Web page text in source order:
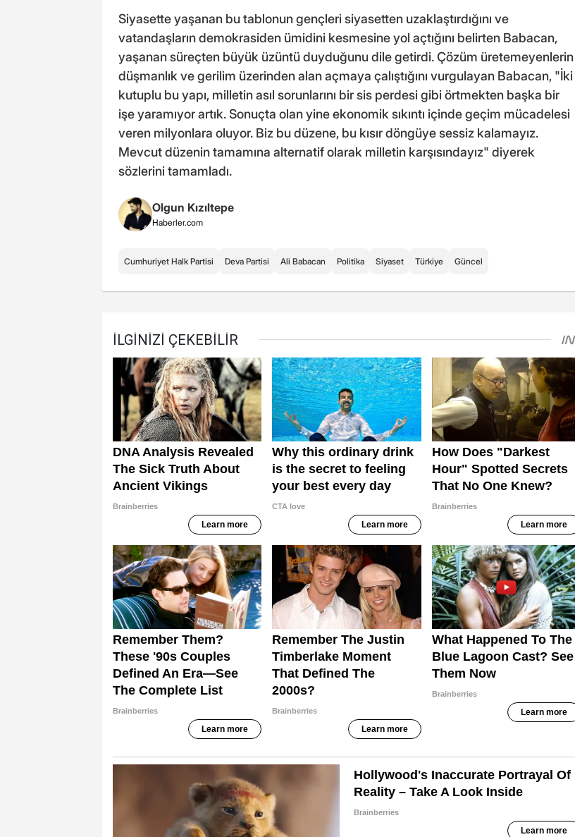
Siyasette yaşanan bu tablonun gençleri siyasetten uzaklaştırdığını ve
vatandaşların demokrasiden ümidini kesmesine yol açtığını belirten Babacan,
yaşanan süreçten büyük üzüntü duyduğunu dile getirdi. Çözüm üretemeyenlerin
düşmanlık ve gerilim üzerinden alan açmaya çalıştığını vurgulayan Babacan, "İki
kutuplu bu yapı, milletin asıl sorunlarını bir sis perdesi gibi örtmekten başka bir
işe yaramıyor artık. Sonuçta olan yine ekonomik sıkıntı içinde geçim mücadelesi
veren milyonlara oluyor. Biz bu düzene, bu kısır döngüye sessiz kalamayız.
Mevcut düzenin tamamına alternatif olarak milletin karşısındayız" diyerek
sözlerini tamamladı.
Olgun Kızıltepe
Haberler.com
Cumhuriyet Halk Partisi Deva Partisi Ali Babacan Politika Siyaset Türkiye Güncel